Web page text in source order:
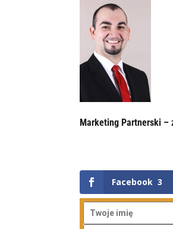
Marketing Partnerski –
Facebook 3